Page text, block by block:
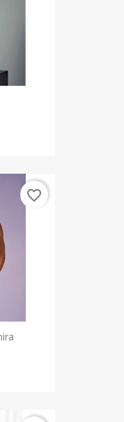
favorite_border